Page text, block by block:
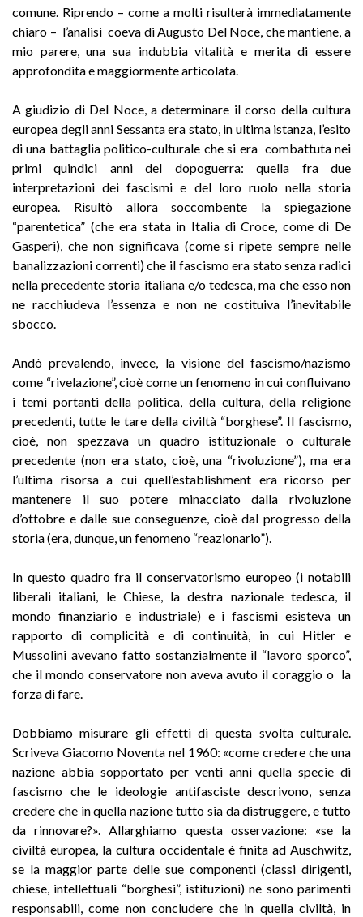
comune. Riprendo – come a molti risulterà immediatamente
chiaro – l’analisi coeva di Augusto Del Noce, che mantiene, a
mio parere, una sua indubbia vitalità e merita di essere
approfondita e maggiormente articolata.
A giudizio di Del Noce, a determinare il corso della cultura
europea degli anni Sessanta era stato, in ultima istanza, l’esito
di una battaglia politico-culturale che si era combattuta nei
primi quindici anni del dopoguerra: quella fra due
interpretazioni dei fascismi e del loro ruolo nella storia
europea. Risultò allora soccombente la spiegazione
“parentetica” (che era stata in Italia di Croce, come di De
Gasperi), che non significava (come si ripete sempre nelle
banalizzazioni correnti) che il fascismo era stato senza radici
nella precedente storia italiana e/o tedesca, ma che esso non
ne racchiudeva l’essenza e non ne costituiva l’inevitabile
sbocco.
Andò prevalendo, invece, la visione del fascismo/nazismo
come “rivelazione”, cioè come un fenomeno in cui confluivano
i temi portanti della politica, della cultura, della religione
precedenti, tutte le tare della civiltà “borghese”. Il fascismo,
cioè, non spezzava un quadro istituzionale o culturale
precedente (non era stato, cioè, una “rivoluzione”), ma era
l’ultima risorsa a cui quell’establishment era ricorso per
mantenere il suo potere minacciato dalla rivoluzione
d’ottobre e dalle sue conseguenze, cioè dal progresso della
storia (era, dunque, un fenomeno “reazionario”).
In questo quadro fra il conservatorismo europeo (i notabili
liberali italiani, le Chiese, la destra nazionale tedesca, il
mondo finanziario e industriale) e i fascismi esisteva un
rapporto di complicità e di continuità, in cui Hitler e
Mussolini avevano fatto sostanzialmente il “lavoro sporco”,
che il mondo conservatore non aveva avuto il coraggio o la
forza di fare.
Dobbiamo misurare gli effetti di questa svolta culturale.
Scriveva Giacomo Noventa nel 1960: «come credere che una
nazione abbia sopportato per venti anni quella specie di
fascismo che le ideologie antifasciste descrivono, senza
credere che in quella nazione tutto sia da distruggere, e tutto
da rinnovare?». Allarghiamo questa osservazione: «se la
civiltà europea, la cultura occidentale è finita ad Auschwitz,
se la maggior parte delle sue componenti (classi dirigenti,
chiese, intellettuali “borghesi”, istituzioni) ne sono parimenti
responsabili, come non concludere che in quella civiltà, in